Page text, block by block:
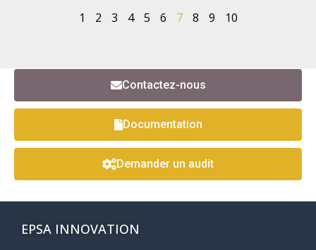
1 2 3 4 5 6 7 8 9 10
Contactez-nous
Documentation
Demander un audit
EPSA INNOVATION